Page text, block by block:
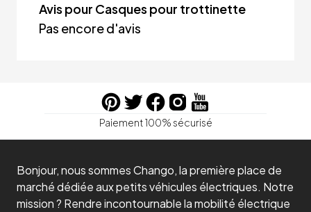
Avis pour Casques pour trottinette
Pas encore d'avis
Paiement 100% sécurisé
Bonjour, nous sommes Chango, la première place de
marché dédiée aux petits véhicules électriques. Notre
mission ? Rendre incontournable la mobilité électrique